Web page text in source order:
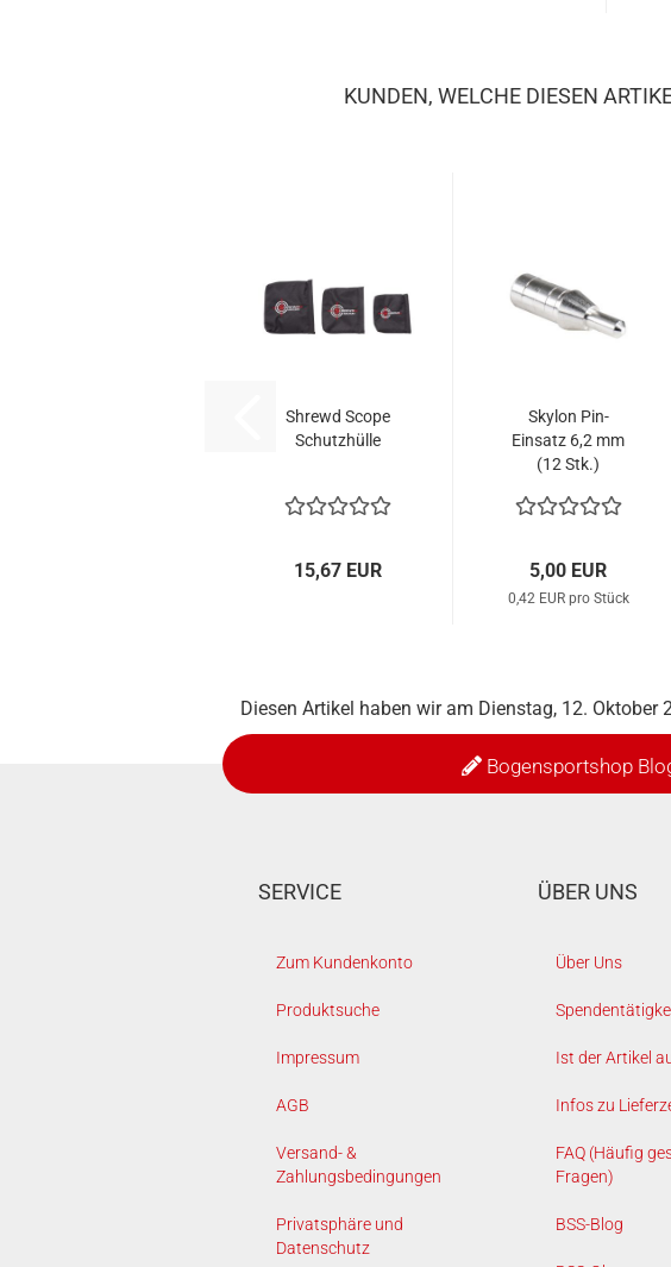
KUNDEN, WELCHE DIESEN
Shrewd Scope
Schutzhülle
15,67 EUR
Skylon Pin-
Einsatz 6,2 mm
(12 Stk.)
5,00 EUR
0,42 EUR pro Stück
Diesen Artikel haben wir am Dienstag, 12.
Bogensportshop
SERVICE
Zum Kundenkonto
Produktsuche
Impressum
AGB
Versand- &
Zahlungsbedingungen
Privatsphäre und
Datenschutz
ÜBER UNS
Über Uns
Ist der Artikel
Infos zu
FAQ (Häufig
Fragen)
BSS-Blog